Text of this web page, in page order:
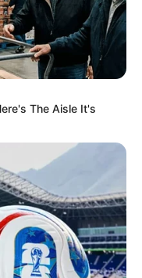
The Aisle It's